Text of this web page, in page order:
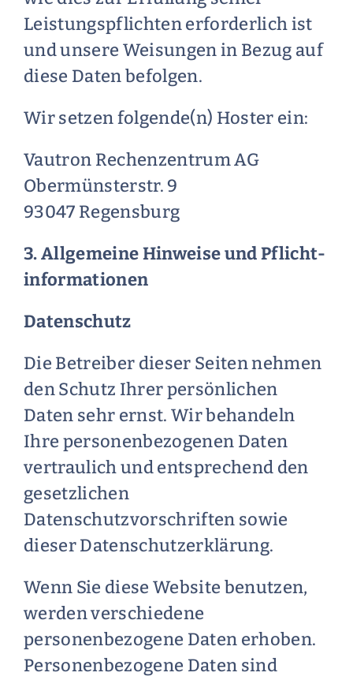
Leistungspflichten erforderlich ist
und unsere Weisungen in Bezug auf
diese Daten befolgen.
Wir setzen folgende(n) Hoster ein:
Vautron Rechenzentrum AG
Obermünsterstr. 9
93047 Regensburg
3. Allgemeine Hinweise und Pflicht­
informationen
Datenschutz
Die Betreiber dieser Seiten nehmen
den Schutz Ihrer persönlichen
Daten sehr ernst. Wir behandeln
Ihre personenbezogenen Daten
vertraulich und entsprechend den
gesetzlichen
Datenschutzvorschriften sowie
dieser Datenschutzerklärung.
Wenn Sie diese Website benutzen,
werden verschiedene
personenbezogene Daten erhoben.
Personenbezogene Daten sind